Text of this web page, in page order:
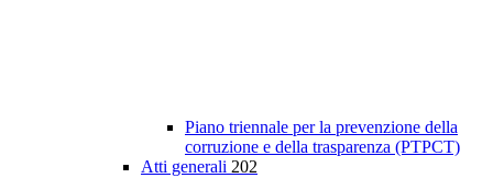
Piano triennale per la prevenzione della
corruzione e della trasparenza (PTPCT)
Atti generali 202